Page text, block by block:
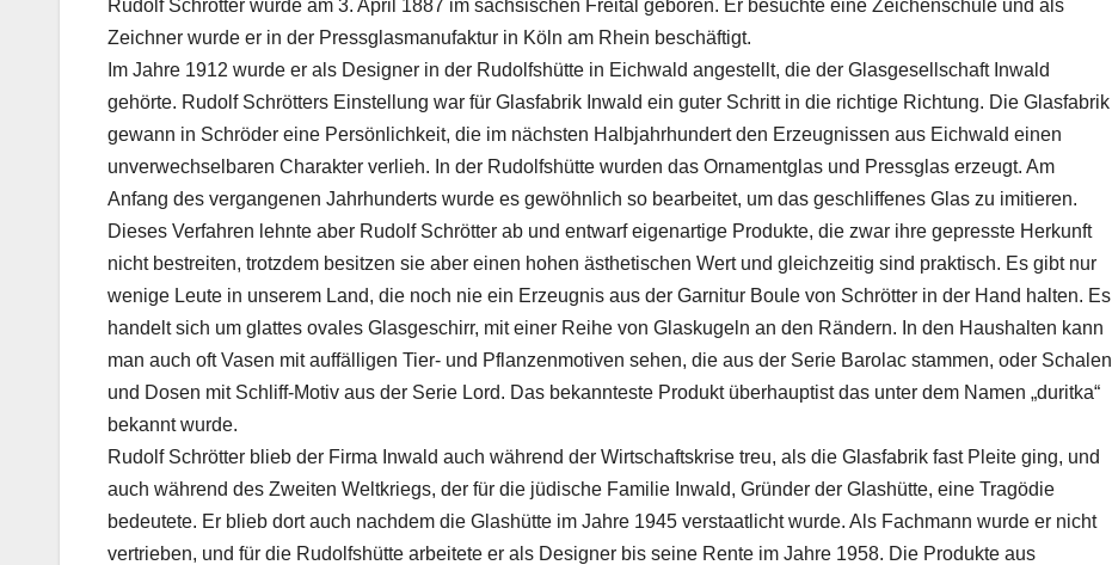
Rudolf Schrötter wurde am 3. April 1887 im sächsischen Freital geboren. Er besuchte eine Zeichenschule und als
Zeichner wurde er in der Pressglasmanufaktur in Köln am Rhein beschäftigt.
Im Jahre 1912 wurde er als Designer in der Rudolfshütte in Eichwald angestellt, die der Glasgesellschaft Inwald
gehörte. Rudolf Schrötters Einstellung war für Glasfabrik Inwald ein guter Schritt in die richtige Richtung. Die Glasfabrik
gewann in Schröder eine Persönlichkeit, die im nächsten Halbjahrhundert den Erzeugnissen aus Eichwald einen
unverwechselbaren Charakter verlieh. In der Rudolfshütte wurden das Ornamentglas und Pressglas erzeugt. Am
Anfang des vergangenen Jahrhunderts wurde es gewöhnlich so bearbeitet, um das geschliffenes Glas zu imitieren.
Dieses Verfahren lehnte aber Rudolf Schrötter ab und entwarf eigenartige Produkte, die zwar ihre gepresste Herkunft
nicht bestreiten, trotzdem besitzen sie aber einen hohen ästhetischen Wert und gleichzeitig sind praktisch. Es gibt nur
wenige Leute in unserem Land, die noch nie ein Erzeugnis aus der Garnitur Boule von Schrötter in der Hand halten. Es
handelt sich um glattes ovales Glasgeschirr, mit einer Reihe von Glaskugeln an den Rändern. In den Haushalten kann
man auch oft Vasen mit auffälligen Tier- und Pflanzenmotiven sehen, die aus der Serie Barolac stammen, oder Schalen
und Dosen mit Schliff-Motiv aus der Serie Lord. Das bekannteste Produkt überhauptist das unter dem Namen „duritka“
bekannt wurde.
Rudolf Schrötter blieb der Firma Inwald auch während der Wirtschaftskrise treu, als die Glasfabrik fast Pleite ging, und
auch während des Zweiten Weltkriegs, der für die jüdische Familie Inwald, Gründer der Glashütte, eine Tragödie
bedeutete. Er blieb dort auch nachdem die Glashütte im Jahre 1945 verstaatlicht wurde. Als Fachmann wurde er nicht
vertrieben, und für die Rudolfshütte arbeitete er als Designer bis seine Rente im Jahre 1958. Die Produkte aus